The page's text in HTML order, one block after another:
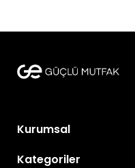
Kurumsal
Kategoriler